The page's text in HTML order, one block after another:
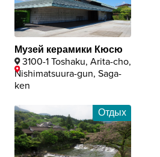
Музей керамики Кюсю
3100-1 Toshaku, Arita-cho,
Nishimatsuura-gun, Saga-
ken
Отдых